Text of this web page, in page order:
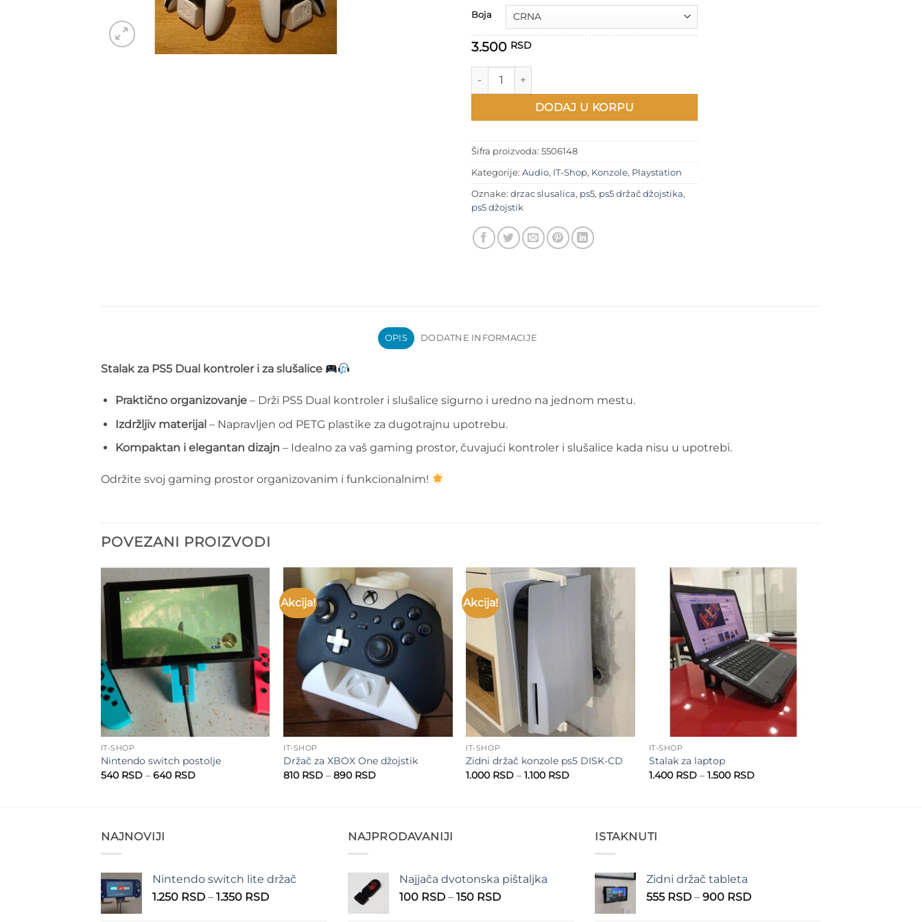
3.600 RSD
Boja
3.500 RSD
Stalak za PS5 Dual kontroler i za slušalice količina
DODAJ U KORPU
Šifra proizvoda: 5506148
Kategorije: Audio, IT-Shop, Konzole, Playstation
Oznake: drzac slusalica, ps5, ps5 držač džojstika,
ps5 džojstik
OPIS DODATNE INFORMACIJE
Stalak za PS5 Dual kontroler i za slušalice
Praktično organizovanje– Drži PS5 Dual kontroler i slušalice sigurno i uredno na jednom mestu.
Izdržljiv materijal– Napravljen od PETG plastike za dugotrajnu upotrebu.
Kompaktan i elegantan dizajn – Idealno za vaš gaming prostor, čuvajući kontroler i slušalice kada nisu u upotrebi.
Održite svoj gaming prostor organizovanim i funkcionalnim!
POVEZANI PROIZVODI
Add to
wishlist
IT-SHOP
Nintendo switch postolje
540 RSD – 640 RSDRaspon
Akcija!
Add to
wishlist
IT-SHOP
Držač za XBOX One džojstik
810 RSD – 890 RSDRaspon
Akcija!
wishlist
IT-SHOP
Zidni držač konzole ps5 DISK-CD
1.000 RSD – 1.100 RSDRaspon
IT-SHOP
Stalak za laptop
1.400 RSD – 1.500 RSDRaspon
NAJNOVIJI
Nintendo switch lite držač
1.250 RSD – 1.350 RSDRaspon
NAJPRODAVANIJI
Najjača dvotonska pištaljka
100 RSD – 150 RSDRaspon
ISTAKNUTI
Zidni držač tableta
555 RSD – 900 RSDRaspon